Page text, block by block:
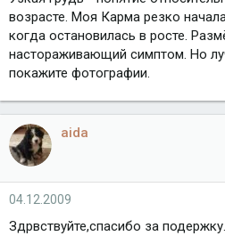
возрасте. Моя Карма резко
когда остановилась в росте.
настораживающий симптом. Но
покажите фотографии.
aida
04.12.2009
Здрвствуйте,спасибо за